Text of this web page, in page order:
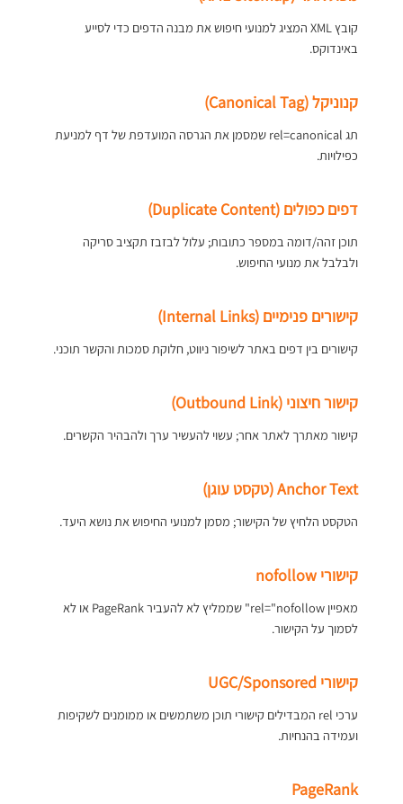
קובץ XML המציג למנועי חיפוש את מבנה הדפים כדי לסייע
באינדוקס.
קנוניקל (Canonical Tag)
תג rel=canonical שמסמן את הגרסה המועדפת של דף למניעת
כפילויות.
דפים כפולים (Duplicate Content)
תוכן זהה/דומה במספר כתובות; עלול לבזבז תקציב סריקה
ולבלבל את מנועי החיפוש.
קישורים פנימיים (Internal Links)
קישורים בין דפים באתר לשיפור ניווט, חלוקת סמכות והקשר תוכני.
קישור חיצוני (Outbound Link)
קישור מאתרך לאתר אחר; עשוי להעשיר ערך ולהבהיר הקשרים.
Anchor Text (טקסט עוגן)
הטקסט הלחיץ של הקישור; מסמן למנועי החיפוש את נושא היעד.
קישורי nofollow
מאפיין rel="nofollow" שממליץ לא להעביר PageRank או לא
לסמוך על הקישור.
קישורי UGC/Sponsored
ערכי rel המבדילים קישורי תוכן משתמשים או ממומנים לשקיפות
ועמידה בהנחיות.
PageRank